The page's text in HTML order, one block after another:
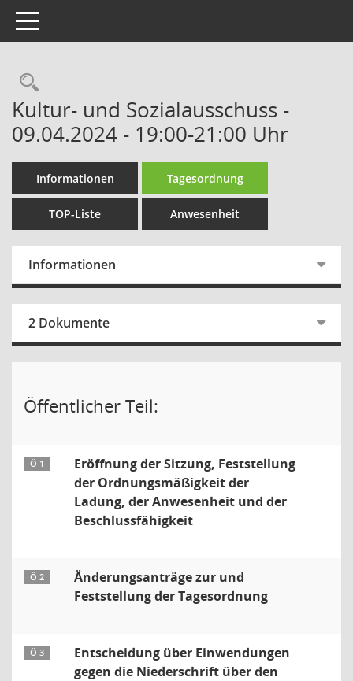
Toggle navigation
Rechercheauswahl
Kultur- und Sozialausschuss -
09.04.2024 - 19:00-21:00 Uhr
Informationen Tagesordnung
TOP-Liste Anwesenheit
Informationen
2 Dokumente
Öffentlicher Teil:
Ö 1
Eröffnung der Sitzung, Feststellung
der Ordnungsmäßigkeit der
Ladung, der Anwesenheit und der
Beschlussfähigkeit
Ö 2
Änderungsanträge zur und
Feststellung der Tagesordnung
Ö 3
Entscheidung über Einwendungen
gegen die Niederschrift über den